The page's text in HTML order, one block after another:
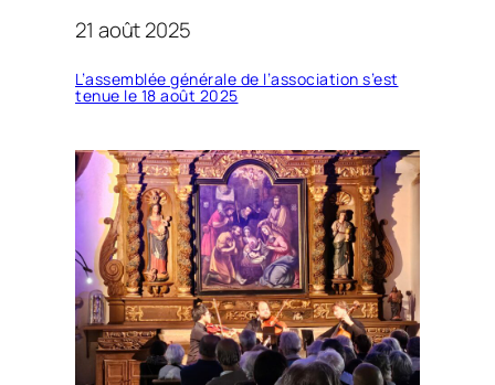
21 août 2025
L’assemblée générale de l’association s’est
tenue le 18 août 2025